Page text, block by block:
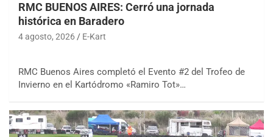
RMC BUENOS AIRES: Cerró una jornada
histórica en Baradero
4 agosto, 2026 E-Kart
RMC Buenos Aires completó el Evento #2 del Trofeo de
Invierno en el Kartódromo «Ramiro Tot»…